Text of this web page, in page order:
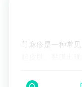
荨麻疹是一种常
起皮肤、黏膜出